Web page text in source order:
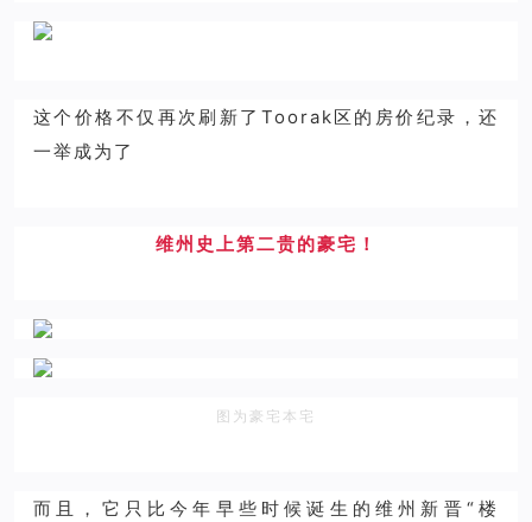
这个价格不仅再次刷新了Toorak区的房价纪录，还
一举成为了
维州史上第二贵的豪宅！
图为豪宅本宅
而且，它只比今年早些时候诞生的维州新晋“楼